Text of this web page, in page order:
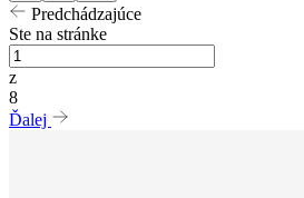
Predchádzajúce
Ste na stránke
z
8
Ďalej